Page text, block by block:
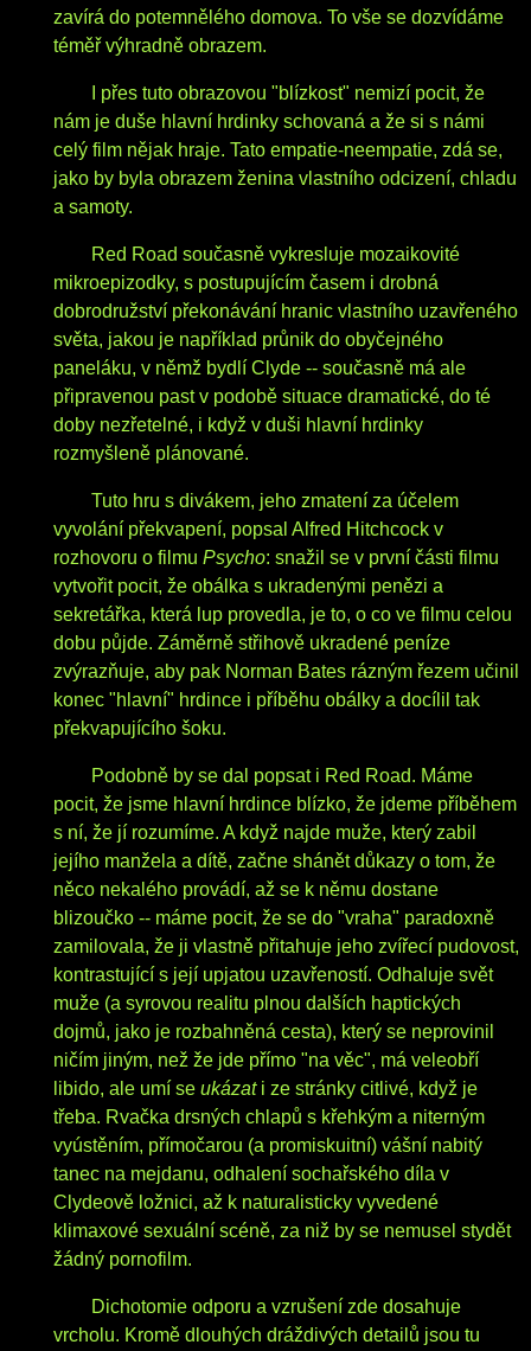
zavírá do potemnělého domova. To vše se dozvídáme
téměř výhradně obrazem.
I přes tuto obrazovou "blízkost" nemizí pocit, že
nám je duše hlavní hrdinky schovaná a že si s námi
celý film nějak hraje. Tato empatie-neempatie, zdá se,
jako by byla obrazem ženina vlastního odcizení, chladu
a samoty.
Red Road současně vykresluje mozaikovité
mikroepizodky, s postupujícím časem i drobná
dobrodružství překonávání hranic vlastního uzavřeného
světa, jakou je například průnik do obyčejného
paneláku, v němž bydlí Clyde -- současně má ale
připravenou past v podobě situace dramatické, do té
doby nezřetelné, i když v duši hlavní hrdinky
rozmyšleně plánované.
Tuto hru s divákem, jeho zmatení za účelem
vyvolání překvapení, popsal Alfred Hitchcock v
rozhovoru o filmu Psycho: snažil se v první části filmu
vytvořit pocit, že obálka s ukradenými penězi a
sekretářka, která lup provedla, je to, o co ve filmu celou
dobu půjde. Záměrně střihově ukradené peníze
zvýrazňuje, aby pak Norman Bates rázným řezem učinil
konec "hlavní" hrdince i příběhu obálky a docílil tak
překvapujícího šoku.
Podobně by se dal popsat i Red Road. Máme
pocit, že jsme hlavní hrdince blízko, že jdeme příběhem
s ní, že jí rozumíme. A když najde muže, který zabil
jejího manžela a dítě, začne shánět důkazy o tom, že
něco nekalého provádí, až se k němu dostane
blizoučko -- máme pocit, že se do "vraha" paradoxně
zamilovala, že ji vlastně přitahuje jeho zvířecí pudovost,
kontrastující s její upjatou uzavřeností. Odhaluje svět
muže (a syrovou realitu plnou dalších haptických
dojmů, jako je rozbahněná cesta), který se neprovinil
ničím jiným, než že jde přímo "na věc", má veleobří
libido, ale umí se ukázati ze stránky citlivé, když je
třeba. Rvačka drsných chlapů s křehkým a niterným
vyústěním, přímočarou (a promiskuitní) vášní nabitý
tanec na mejdanu, odhalení sochařského díla v
Clydeově ložnici, až k naturalisticky vyvedené
klimaxové sexuální scéně, za niž by se nemusel stydět
žádný pornofilm.
Dichotomie odporu a vzrušení zde dosahuje
vrcholu. Kromě dlouhých dráždivých detailů jsou tu